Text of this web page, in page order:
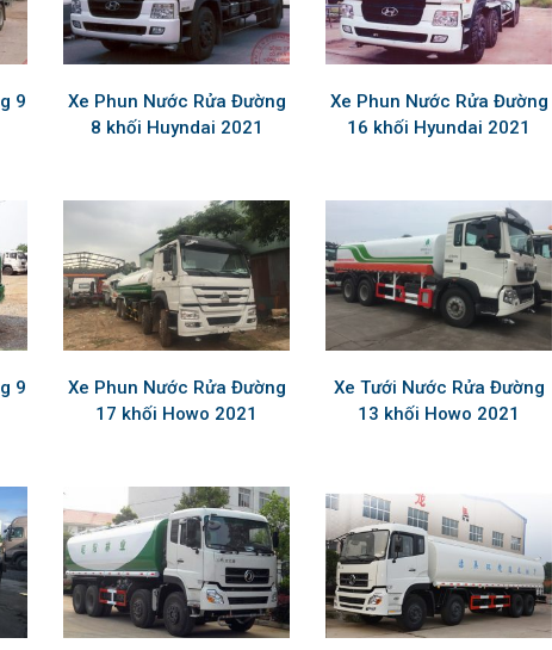
9
Xe Phun Nước Rửa Đường
8 khối Huyndai 2021
Xe Phun Nước Rửa Đường
16 khối Hyundai 2021
9
Xe Phun Nước Rửa Đường
17 khối Howo 2021
Xe Tưới Nước Rửa Đường
13 khối Howo 2021